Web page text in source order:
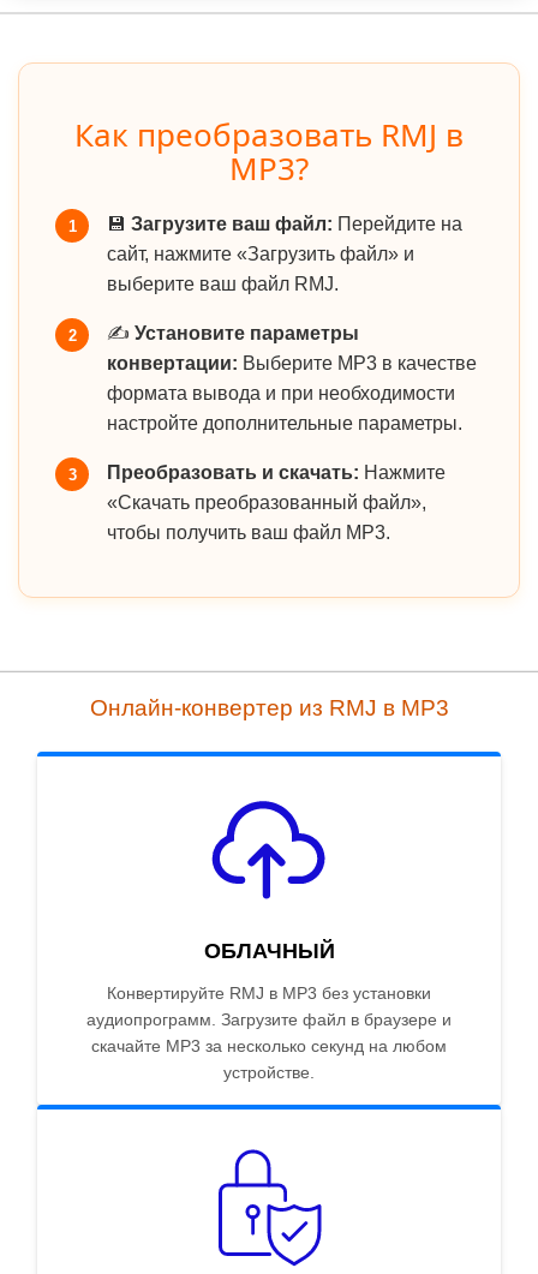
Как преобразовать RMJ в
MP3?
1 💾 Загрузите ваш файл: Перейдите на
сайт, нажмите «Загрузить файл» и
выберите ваш файл RMJ.
2 ✍️ Установите параметры
конвертации: Выберите MP3 в качестве
формата вывода и при необходимости
настройте дополнительные параметры.
3 Преобразовать и скачать: Нажмите
«Скачать преобразованный файл»,
чтобы получить ваш файл MP3.
Онлайн-конвертер из RMJ в MP3
ОБЛАЧНЫЙ
Конвертируйте RMJ в MP3 без установки
аудиопрограмм. Загрузите файл в браузере и
скачайте MP3 за несколько секунд на любом
устройстве.